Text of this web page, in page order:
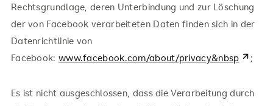
Rechtsgrundlage, deren Unterbindung und zur Löschung
der von Facebook verarbeiteten Daten finden sich in der
Datenrichtlinie von
Facebook: www.facebook.com/about/privacy&nbsp ;
Es ist nicht ausgeschlossen, dass die Verarbeitung durch